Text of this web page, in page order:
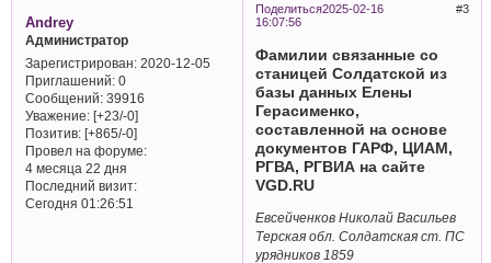
Поделиться 3
2025-02-16
16:07:56
Andrey
Администратор
Зарегистрирован: 2020-12-05
Приглашений:0
Сообщений:39916
Уважение: [+23/-0]
Позитив: [+865/-0]
Провел на форуме:
4 месяца 22 дня
Последний визит:
Сегодня 01:26:51
Фамилии связанные со
станицей Солдатской из
базы данных Елены
Герасименко,
составленной на основе
документов ГАРФ, ЦИАМ,
РГВА, РГВИА на сайте
VGD.RU
Евсейченков Николай Васильев
Терская обл. Солдатская ст. ПС
урядников 1859